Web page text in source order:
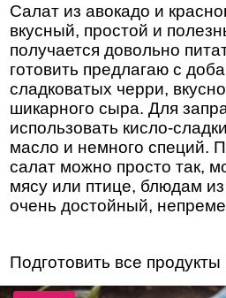
Салат из авокадо и
вкусный, простой и
получается довольно
готовить предлагаю с
сладковатых черри,
шикарного сыра. Для
использовать кисло-
масло и немного специй.
салат можно просто так,
мясу или птице, блюдам
очень достойный,
Подготовить все продукты